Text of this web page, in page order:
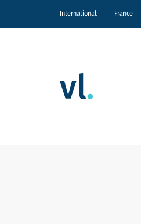
International France